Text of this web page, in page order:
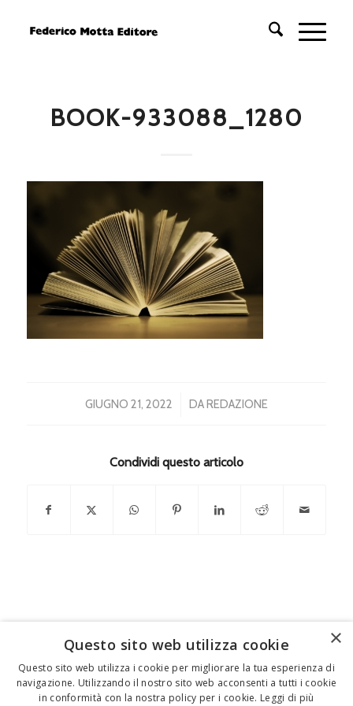
BOOK-933088_1280
GIUGNO 21, 2022
/ DAREDAZIONE
Condividi questo articolo
FEDERICO MOTTA EDITORE
02 300761–info@mottaeditore.it– 08233380966 –
×
Questo sito web utilizza cookie
Questo sito web utilizza i cookie per migliorare la tua esperienza di
navigazione. Utilizzando il nostro sito web acconsenti a tutti i cookie
in conformità con la nostra policy per i cookie. Leggi di più